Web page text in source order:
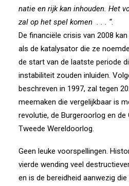
natie en rijk kan inhouden. Het
zal op het spel komen . . . “.
De financiële crisis van 2008 kan
als de katalysator die ze
de start van de laatste periode
instabiliteit zouden inluiden.
beschreven in 1997, zal tegen
meemaken die vergelijkbaar is
revolutie, de Burgeroorlog en
Tweede Wereldoorlog.
Geen leuke voorspellingen.
vierde wending veel
en is de bereidheid aanwezig